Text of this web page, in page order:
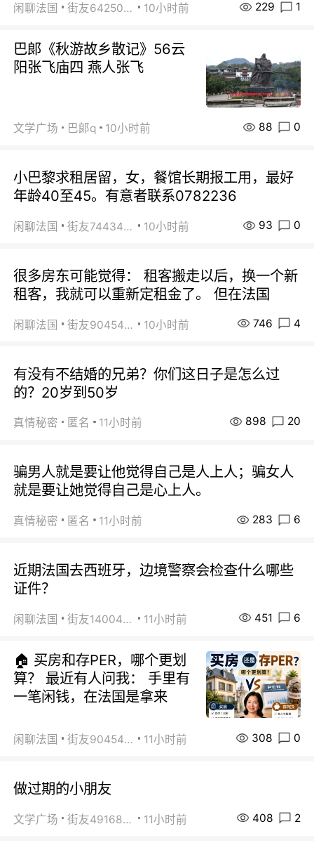
闲聊法国 街友64250024 10小时前 229 1
巴郞《秋游故乡散记》56云
阳张飞庙四 燕人张飞
文学广场 巴郞q 10小时前 88 0
小巴黎求租居留，女，餐馆长期报工用，最好
年龄40至45。有意者联系0782236
闲聊法国 街友74434350 10小时前 93 0
很多房东可能觉得： 租客搬走以后，换一个新
租客，我就可以重新定租金了。 但在法国
闲聊法国 街友90454511 10小时前 746 4
有没有不结婚的兄弟？你们这日子是怎么过
的？20岁到50岁
真情秘密 匿名 11小时前 898 20
骗男人就是要让他觉得自己是人上人；骗女人
就是要让她觉得自己是心上人。
真情秘密 匿名 11小时前 283 6
近期法国去西班牙，边境警察会检查什么哪些
证件？
闲聊法国 街友14004820 11小时前 451 6
🏠 买房和存PER，哪个更划
算？ 最近有人问我： 手里有
一笔闲钱，在法国是拿来
闲聊法国 街友90454511 11小时前 308 0
做过期的小朋友
文学广场 街友49168527 11小时前 408 2